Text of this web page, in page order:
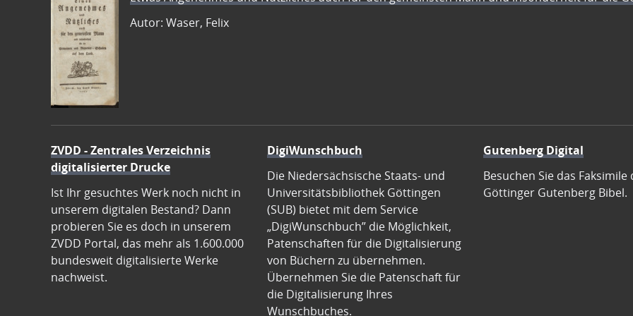
Autor: Waser, Felix
ZVDD - Zentrales Verzeichnis
digitalisierter Drucke
Ist Ihr gesuchtes Werk noch nicht in
unserem digitalen Bestand? Dann
probieren Sie es doch in unserem
ZVDD Portal, das mehr als 1.600.000
bundesweit digitalisierte Werke
nachweist.
DigiWunschbuch
Die Niedersächsische Staats- und
Universitätsbibliothek Göttingen
(SUB) bietet mit dem Service
„DigiWunschbuch” die Möglichkeit,
Patenschaften für die Digitalisierung
von Büchern zu übernehmen.
Übernehmen Sie die Patenschaft für
die Digitalisierung Ihres
Wunschbuches.
Gutenberg Digital
Besuchen Sie das Faksimile
Göttinger Gutenberg Bibel.